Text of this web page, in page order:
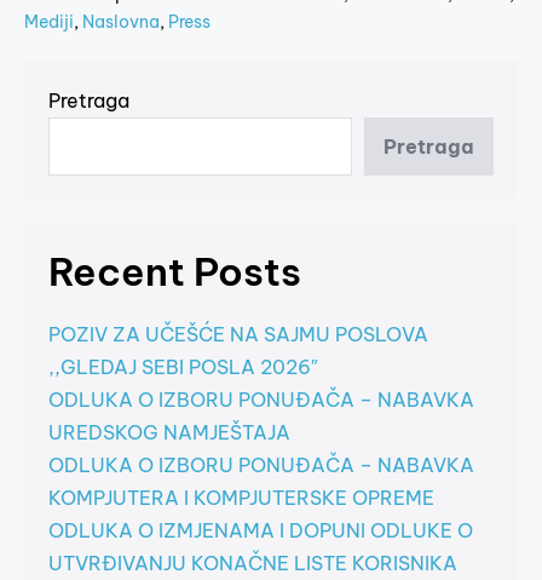
Mediji, Naslovna, Press
Pretraga
Pretraga
Recent Posts
POZIV ZA UČEŠĆE NA SAJMU POSLOVA
,,GLEDAJ SEBI POSLA 2026″
ODLUKA O IZBORU PONUĐAČA – NABAVKA
UREDSKOG NAMJEŠTAJA
ODLUKA O IZBORU PONUĐAČA – NABAVKA
KOMPJUTERA I KOMPJUTERSKE OPREME
ODLUKA O IZMJENAMA I DOPUNI ODLUKE O
UTVRĐIVANJU KONAČNE LISTE KORISNIKA